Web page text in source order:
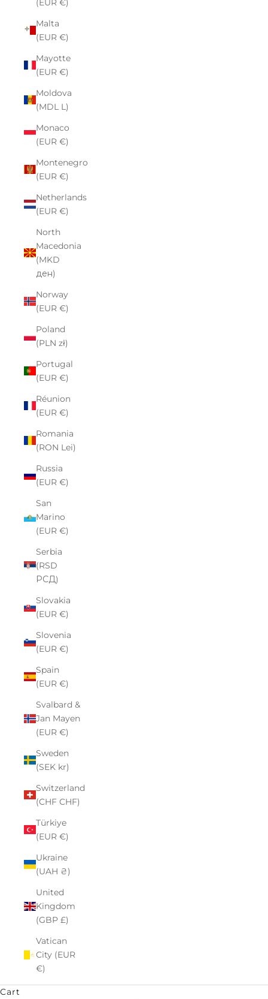
(EUR €)
Malta
(EUR €)
Mayotte
(EUR €)
Moldova
(MDL L)
Monaco
(EUR €)
Montenegro
(EUR €)
Netherlands
(EUR €)
North
Macedonia
(MKD
ден)
Norway
(EUR €)
Poland
(PLN zł)
Portugal
(EUR €)
Réunion
(EUR €)
Romania
(RON Lei)
Russia
(EUR €)
San
Marino
(EUR €)
Serbia
(RSD
РСД)
Slovakia
(EUR €)
Slovenia
(EUR €)
Spain
(EUR €)
Svalbard &
Jan Mayen
(EUR €)
Sweden
(SEK kr)
Switzerland
(CHF CHF)
Türkiye
(EUR €)
Ukraine
(UAH ₴)
United
Kingdom
(GBP £)
Vatican
City (EUR
€)
Cart